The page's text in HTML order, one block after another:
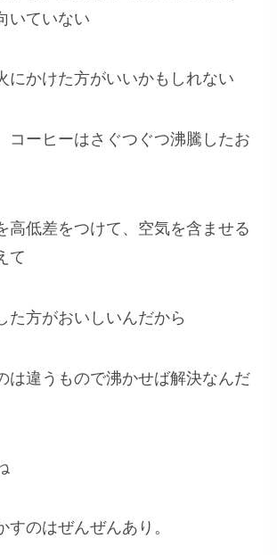
いていない
にかけた方がいいかもしれない
コーヒーはさぐつぐつ沸騰したお
高低差をつけて、空気を含ませる
て
た方がおいしいんだから
は違うもので沸かせば解決なんだ
すのはぜんぜんあり。